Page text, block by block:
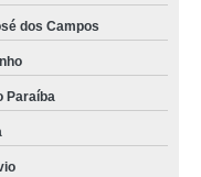
dos Campos
Paraíba